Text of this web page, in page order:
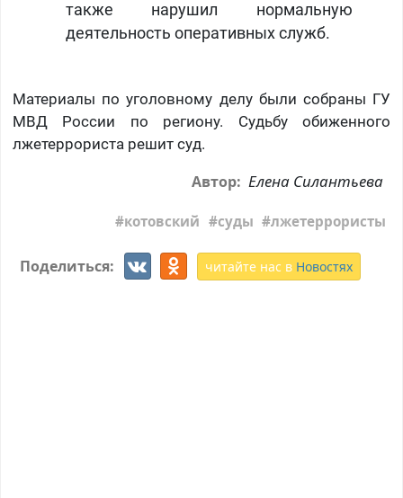
также нарушил нормальную
деятельность оперативных служб.
Материалы по уголовному делу были собраны ГУ
МВД России по региону. Судьбу обиженного
лжетеррориста решит суд.
Автор: Елена Силантьева
котовский суды лжетеррористы
Поделиться: читайте нас в Новостях